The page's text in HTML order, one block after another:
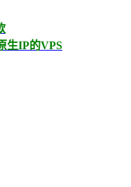
生IP的VPS